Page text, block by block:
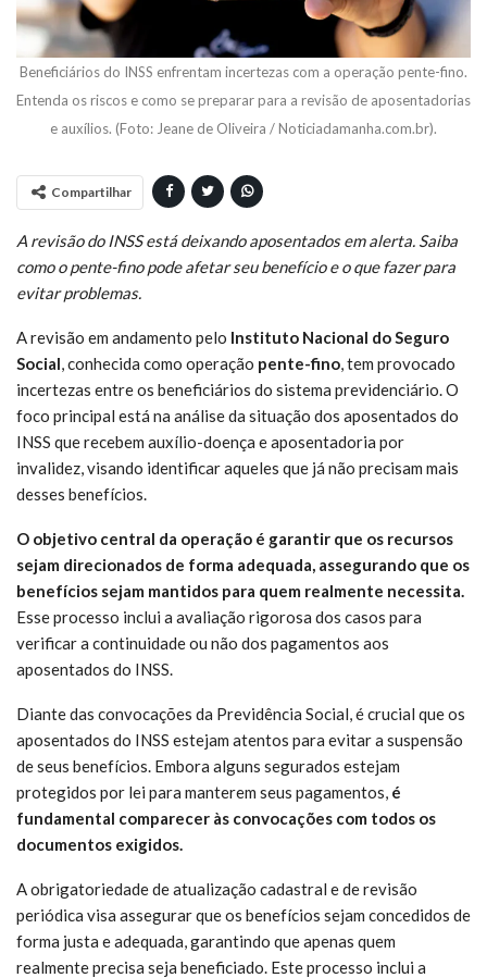
Beneficiários do INSS enfrentam incertezas com a operação pente-fino.
Entenda os riscos e como se preparar para a revisão de aposentadorias
e auxílios. (Foto: Jeane de Oliveira / Noticiadamanha.com.br).
Compartilhar
A revisão do INSS está deixando aposentados em alerta. Saiba
como o pente-fino pode afetar seu benefício e o que fazer para
evitar problemas.
A revisão em andamento pelo Instituto Nacional do Seguro
Social, conhecida como operação pente-fino, tem provocado
incertezas entre os beneficiários do sistema previdenciário. O
foco principal está na análise da situação dos aposentados do
INSS que recebem auxílio-doença e aposentadoria por
invalidez, visando identificar aqueles que já não precisam mais
desses benefícios.
O objetivo central da operação é garantir que os recursos
sejam direcionados de forma adequada, assegurando que os
benefícios sejam mantidos para quem realmente necessita.
Esse processo inclui a avaliação rigorosa dos casos para
verificar a continuidade ou não dos pagamentos aos
aposentados do INSS.
Diante das convocações da Previdência Social, é crucial que os
aposentados do INSS estejam atentos para evitar a suspensão
de seus benefícios. Embora alguns segurados estejam
protegidos por lei para manterem seus pagamentos, é
fundamental comparecer às convocações com todos os
documentos exigidos.
A obrigatoriedade de atualização cadastral e de revisão
periódica visa assegurar que os benefícios sejam concedidos de
forma justa e adequada, garantindo que apenas quem
realmente precisa seja beneficiado. Este processo inclui a